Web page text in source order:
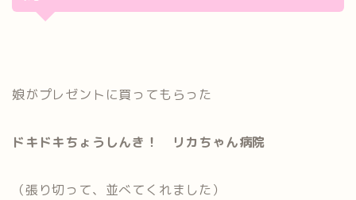
娘がプレゼントに買ってもらった
ドキドキちょうしんき！ リカちゃん病院
（張り切って、並べてくれました）